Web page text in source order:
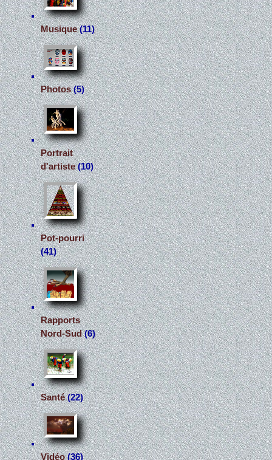
Musique(11)
Photos(5)
Portrait
d'artiste(10)
Pot-pourri
(41)
Rapports
Nord-Sud(6)
Santé(22)
Vidéo(36)